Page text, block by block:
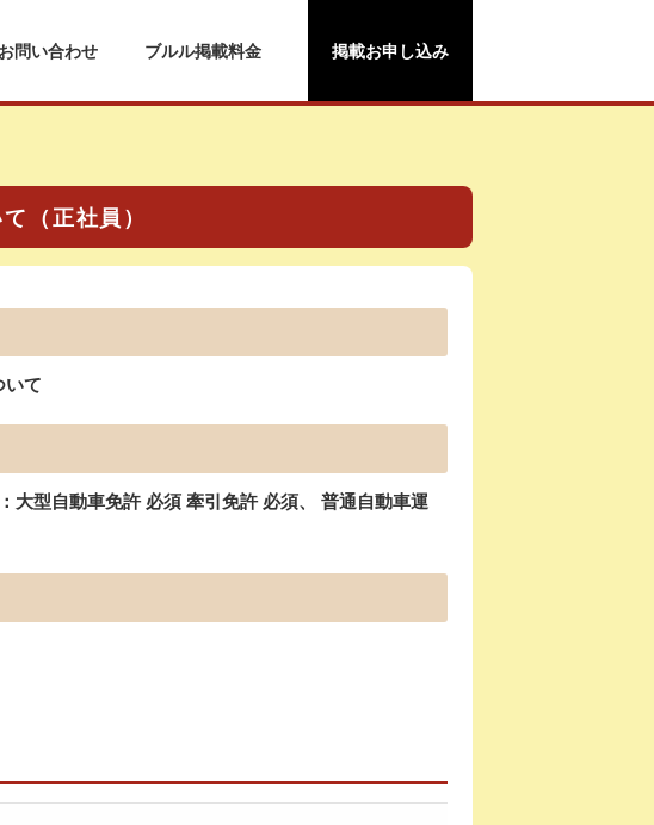
お問い合わせ ブルル掲載料金 掲載お申し込み
（正社員）
いて
大型自動車免許 必須 牽引免許 必須、 普通自動車運